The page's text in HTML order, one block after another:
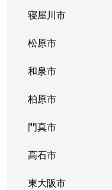
寝屋川市
松原市
和泉市
柏原市
門真市
高石市
東大阪市